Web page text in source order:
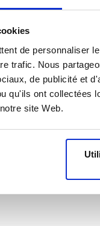
de personnaliser
trafic. Nous
de publicité et
qu'ils ont collectées
site Web.